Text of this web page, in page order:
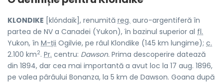
KLONDIKE [klóndaik], renumită reg. auro-argentiferă în
partea de NV a Canadei (Yukon), în bazinul superior al fl.
Yukon, în M-ții Ogilvie, pe râul Klondike (145 km lungime); c.
2.100 km2. Pr. centru: Dawson. Prima descoperire datează
din 1894, dar cea mai importantă a avut loc la 17 aug. 1896,
pe valea pârâului Bonanza, la 5 km de Dawson. Goana după